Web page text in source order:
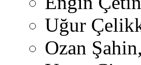
Uğur
Ozan